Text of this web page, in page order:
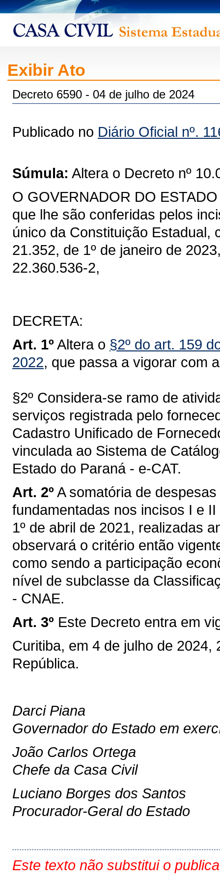
Exibir Ato
Decreto 6590 - 04 de julho de 2024
Publicado no Diário Oficial nº.
Súmula: Altera o Decreto nº
O GOVERNADOR DO
que lhe são conferidas pelos
único da Constituição Estadual,
21.352, de 1º de janeiro de
22.360.536-2,
DECRETA:
Art. 1º Altera o §2º do art. 159
2022, que passa a vigorar com
§2º Considera-se ramo de
serviços registrada pelo
Cadastro Unificado de
vinculada ao Sistema de
Estado do Paraná - e-CAT.
Art. 2º A somatória de
fundamentadas nos incisos I e
1º de abril de 2021, realizadas
observará o critério então
como sendo a participação
nível de subclasse da
- CNAE.
Art. 3º Este Decreto entra em
Curitiba, em 4 de julho de 2024,
República.
Darci Piana
Governador do Estado em
João Carlos Ortega
Chefe da Casa Civil
Luciano Borges dos Santos
Procurador-Geral do Estado
Este texto não substitui o